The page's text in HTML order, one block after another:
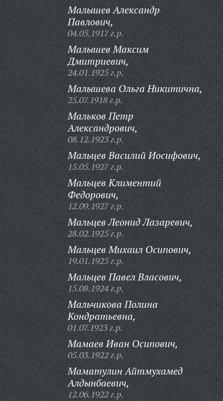
Малышев Александр
Павлович,
04.05.1917 г.р.
Малышев Максим
Дмитриевич,
24.01.1925 г.р.
Малышева Ольга Никитична,
25.07.1918 г.р.
Мальков Петр
Александрович,
08.12.1923 г.р.
Мальцев Василий Иосифович,
15.05.1927 г.р.
Мальцев Климентий
Федорович,
12.09.1927 г.р.
Мальцев Леонид Лазаревич,
28.02.1925 г.р.
Мальцев Михаил Осипович,
19.01.1925 г.р.
Мальцев Павел Власович,
15.08.1924 г.р.
Мальчикова Полина
Кондратьевна,
01.07.1923 г.р.
Мамаев Иван Осипович,
05.03.1922 г.р.
Маматулин Айтмухамед
Алдынбаевич,
12.06.1922 г.р.